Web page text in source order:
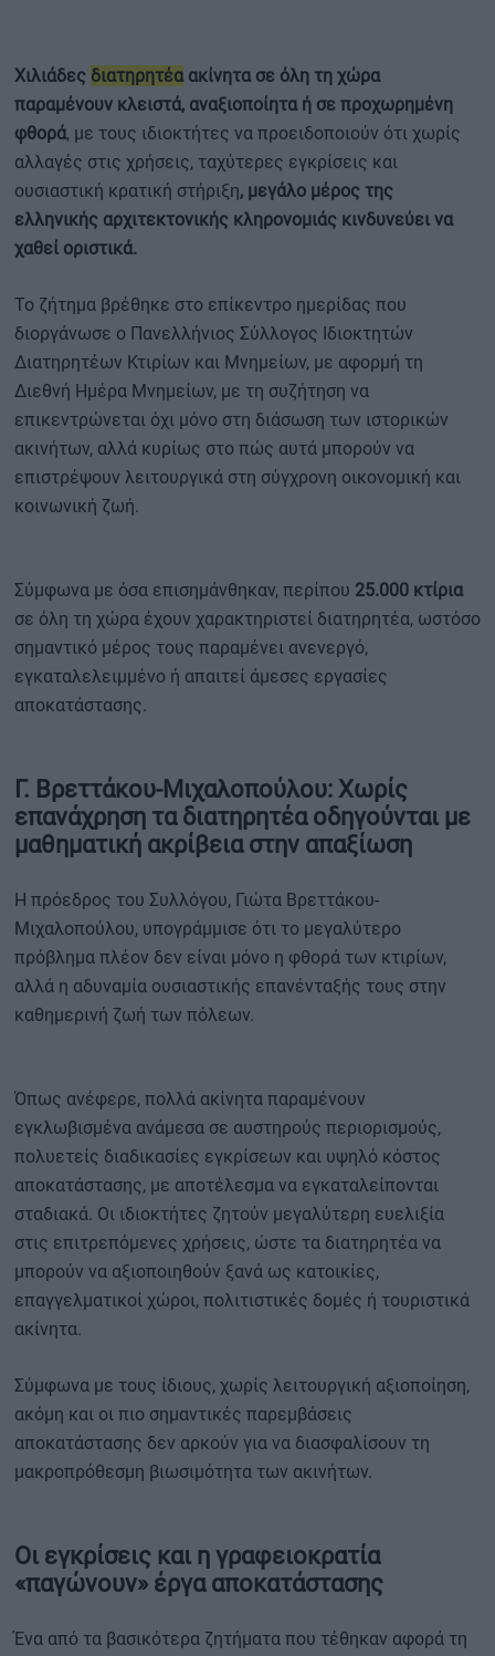
Χιλιάδες διατηρητέαακίνητα σε όλη τη χώρα
παραμένουν κλειστά, αναξιοποίητα ή σε προχωρημένη
φθορά, με τους ιδιοκτήτες να προειδοποιούν ότι χωρίς
αλλαγές στις χρήσεις, ταχύτερες εγκρίσεις και
ουσιαστική κρατική στήριξη, μεγάλο μέρος της
ελληνικής αρχιτεκτονικής κληρονομιάς κινδυνεύει να
χαθεί οριστικά.
Το ζήτημα βρέθηκε στο επίκεντρο ημερίδας που
διοργάνωσε ο Πανελλήνιος Σύλλογος Ιδιοκτητών
Διατηρητέων Κτιρίων και Μνημείων, με αφορμή τη
Διεθνή Ημέρα Μνημείων, με τη συζήτηση να
επικεντρώνεται όχι μόνο στη διάσωση των ιστορικών
ακινήτων, αλλά κυρίως στο πώς αυτά μπορούν να
επιστρέψουν λειτουργικά στη σύγχρονη οικονομική και
κοινωνική ζωή.
Σύμφωνα με όσα επισημάνθηκαν, περίπου 25.000 κτίρια
σε όλη τη χώρα έχουν χαρακτηριστεί διατηρητέα, ωστόσο
σημαντικό μέρος τους παραμένει ανενεργό,
εγκαταλελειμμένο ή απαιτεί άμεσες εργασίες
αποκατάστασης.
Γ. Βρεττάκου-Μιχαλοπούλου: Χωρίς
επανάχρηση τα διατηρητέα οδηγούνται με
μαθηματική ακρίβεια στην απαξίωση
Η πρόεδρος του Συλλόγου, Γιώτα Βρεττάκου-
Μιχαλοπούλου, υπογράμμισε ότι το μεγαλύτερο
πρόβλημα πλέον δεν είναι μόνο η φθορά των κτιρίων,
αλλά η αδυναμία ουσιαστικής επανένταξής τους στην
καθημερινή ζωή των πόλεων.
Όπως ανέφερε, πολλά ακίνητα παραμένουν
εγκλωβισμένα ανάμεσα σε αυστηρούς περιορισμούς,
πολυετείς διαδικασίες εγκρίσεων και υψηλό κόστος
αποκατάστασης, με αποτέλεσμα να εγκαταλείπονται
σταδιακά. Οι ιδιοκτήτες ζητούν μεγαλύτερη ευελιξία
στις επιτρεπόμενες χρήσεις, ώστε τα διατηρητέα να
μπορούν να αξιοποιηθούν ξανά ως κατοικίες,
επαγγελματικοί χώροι, πολιτιστικές δομές ή τουριστικά
ακίνητα.
Σύμφωνα με τους ίδιους, χωρίς λειτουργική αξιοποίηση,
ακόμη και οι πιο σημαντικές παρεμβάσεις
αποκατάστασης δεν αρκούν για να διασφαλίσουν τη
μακροπρόθεσμη βιωσιμότητα των ακινήτων.
Οι εγκρίσεις και η γραφειοκρατία
«παγώνουν» έργα αποκατάστασης
Ένα από τα βασικότερα ζητήματα που τέθηκαν αφορά τη